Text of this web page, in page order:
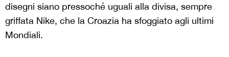
disegni siano pressoché uguali alla divisa, sempre
griffata Nike, che la Croazia ha sfoggiato agli ultimi
Mondiali.